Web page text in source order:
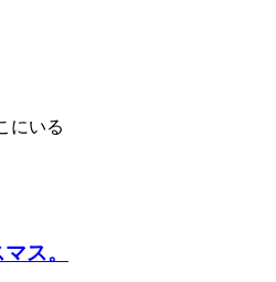
にいる
ス。